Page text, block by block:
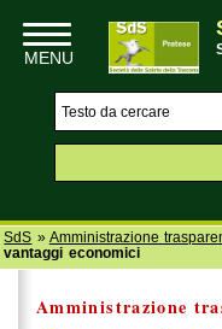
SdS » Amministrazione
vantaggi economici
Amministrazione